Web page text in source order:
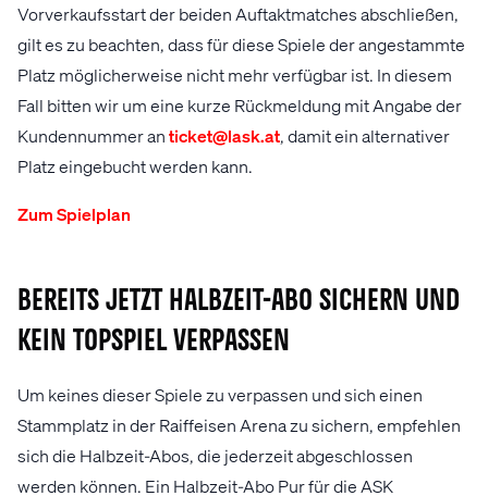
Vorverkaufsstart der beiden Auftaktmatches abschließen,
gilt es zu beachten, dass für diese Spiele der angestammte
Platz möglicherweise nicht mehr verfügbar ist. In diesem
Fall bitten wir um eine kurze Rückmeldung mit Angabe der
Kundennummer anticket@lask.at, damit ein alternativer
Platz eingebucht werden kann.
Zum Spielplan
Bereits jetzt Halbzeit-Abo sichern und
kein Topspiel verpassen
Um keines dieser Spiele zu verpassen und sich einen
Stammplatz in der Raiffeisen Arena zu sichern, empfehlen
sich die Halbzeit-Abos, die jederzeit abgeschlossen
werden können. Ein Halbzeit-Abo Pur für die ASK